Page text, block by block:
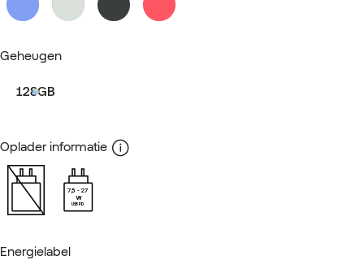
Geheugen
128GB
Oplader informatie
7,5
27
W
USB PD
Energielabel